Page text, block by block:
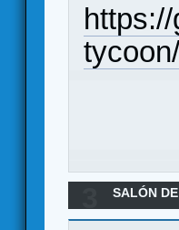
SALÓN